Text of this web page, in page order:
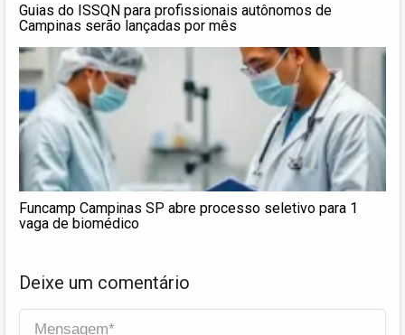
Guias do ISSQN para profissionais autônomos de
Campinas serão lançadas por mês
Funcamp Campinas SP abre processo seletivo para 1
vaga de biomédico
Deixe um comentário